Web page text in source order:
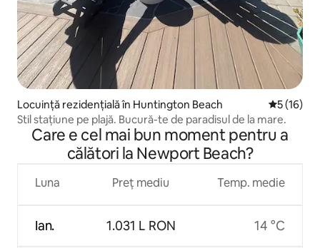
Locuință rezidențială în Huntington Beach Scor
5 (16)
Stil stațiune pe plajă. Bucură-te de paradisul de la mare.
Care e cel mai bun moment pentru a
călători la Newport Beach?
Luna
Ian.
Preț mediu
1.031 L RON
Temp. medie
14 °C